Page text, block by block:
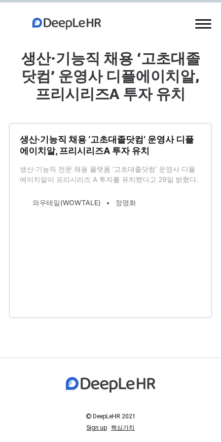
생산·기능직 채용 ‘고초대졸
닷컴’ 운영사 디플에이치알,
프리시리즈A 투자 유치
생산·기능직 채용 ‘고초대졸닷컴’ 운영사 디플
에이치알, 프리시리즈A 투자 유치
생산·기능직 전문 채용 플랫폼 ‘고초대졸닷컴’ 운영사 디플
에이치알이 프리시리즈 A 투자를 유치했다고 29일 밝혔다.
은행권청년창업재단(디캠프) 등 주요 벤처캐피탈(VC)과 HR
와우테일(WOWTALE) 정명화
© DeepLeHR 2021
Sign up 핵심가치